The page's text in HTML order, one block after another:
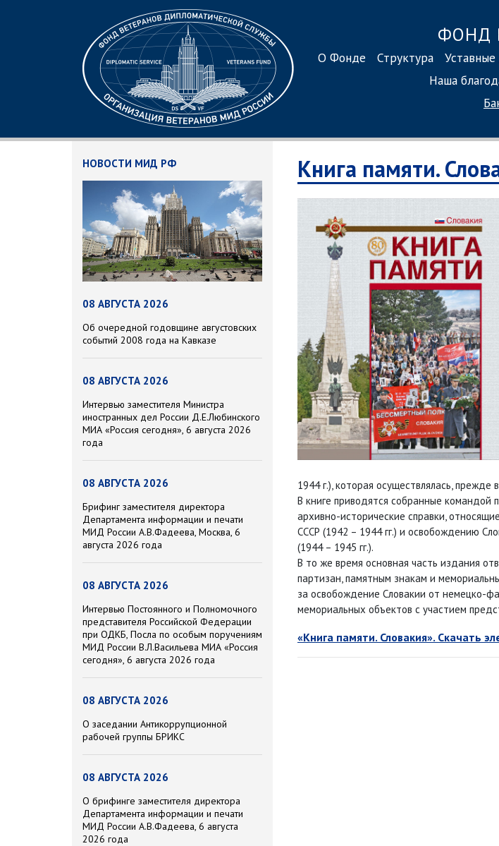
ФОНД
О Фонде Структура
Наша
НОВОСТИ МИД РФ
08 АВГУСТА 2026
Об очередной годовщине августовских
событий 2008 года на Кавказе
08 АВГУСТА 2026
Интервью заместителя Министра
иностранных дел России Д.Е.Любинского
МИА «Россия сегодня», 6 августа 2026
года
08 АВГУСТА 2026
Брифинг заместителя директора
Департамента информации и печати
МИД России А.В.Фадеева, Москва, 6
августа 2026 года
08 АВГУСТА 2026
Интервью Постоянного и Полномочного
представителя Российской Федерации
при ОДКБ, Посла по особым поручениям
МИД России В.Л.Васильева МИА «Россия
сегодня», 6 августа 2026 года
08 АВГУСТА 2026
О заседании Антикоррупционной
рабочей группы БРИКС
08 АВГУСТА 2026
О брифинге заместителя директора
Департамента информации и печати
МИД России А.В.Фадеева, 6 августа
2026 года
Книга памяти.
1944 г.), которая осуществлялась,
В книге приводятся собранные командой
архивно-исторические справки,
СССР (1942 – 1944 гг.) и освобождению
(1944 – 1945 гг.).
В то же время основная часть издания
партизан, памятным знакам и
за освобождение Словакии от немецко-
мемориальных объектов с участием
«Книга памяти. Словакия». Скачать